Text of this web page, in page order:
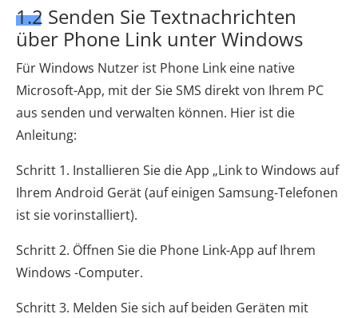
1.2 Senden Sie Textnachrichten
über Phone Link unter Windows
Für Windows Nutzer ist Phone Link eine native
Microsoft-App, mit der Sie SMS direkt von Ihrem PC
aus senden und verwalten können. Hier ist die
Anleitung:
Schritt 1. Installieren Sie die App „Link to Windows auf
Ihrem Android Gerät (auf einigen Samsung-Telefonen
ist sie vorinstalliert).
Schritt 2. Öffnen Sie die Phone Link-App auf Ihrem
Windows -Computer.
Schritt 3. Melden Sie sich auf beiden Geräten mit